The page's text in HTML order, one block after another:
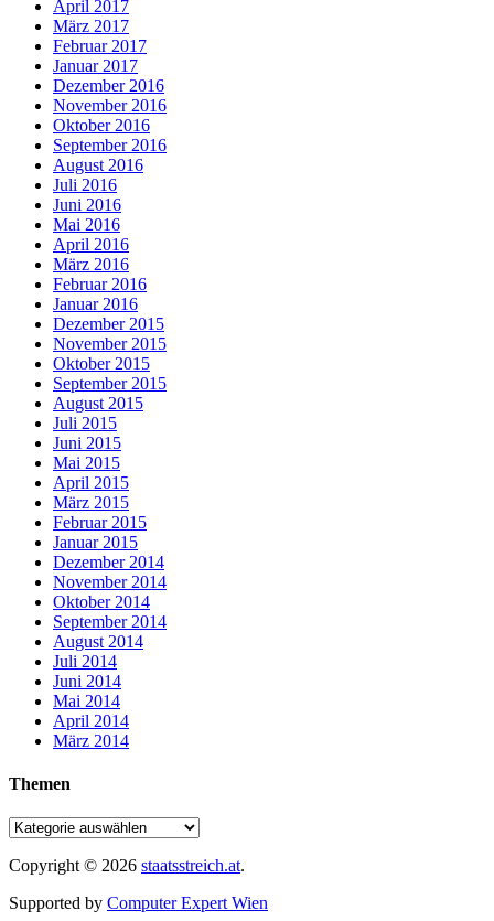
April 2017
März 2017
Februar 2017
Januar 2017
Dezember 2016
November 2016
Oktober 2016
September 2016
August 2016
Juli 2016
Juni 2016
Mai 2016
April 2016
März 2016
Februar 2016
Januar 2016
Dezember 2015
November 2015
Oktober 2015
September 2015
August 2015
Juli 2015
Juni 2015
Mai 2015
April 2015
März 2015
Februar 2015
Januar 2015
Dezember 2014
November 2014
Oktober 2014
September 2014
August 2014
Juli 2014
Juni 2014
Mai 2014
April 2014
März 2014
Themen
Copyright © 2026 staatsstreich.at.
Supported by Computer Expert Wien